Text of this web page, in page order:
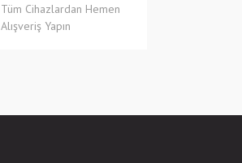
Tüm Cihazlardan Hemen
Alışveriş Yapın